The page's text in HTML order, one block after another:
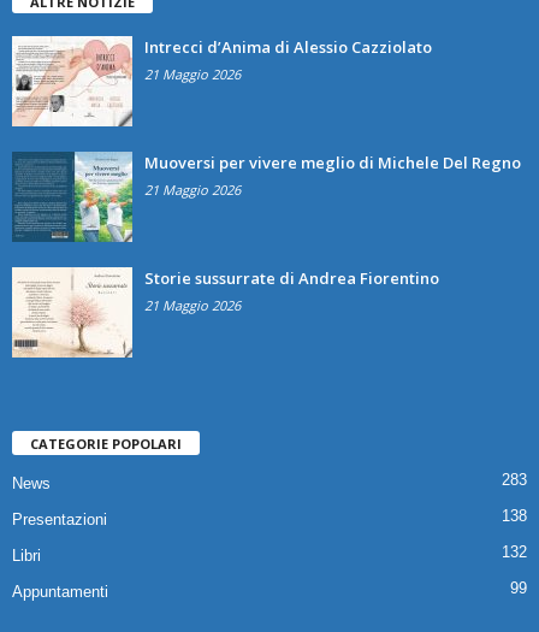
Intrecci d’Anima di Alessio Cazziolato
21 Maggio 2026
Muoversi per vivere meglio di Michele Del Regno
21 Maggio 2026
Storie sussurrate di Andrea Fiorentino
21 Maggio 2026
CATEGORIE POPOLARI
News 283
Presentazioni 138
Libri 132
Appuntamenti 99